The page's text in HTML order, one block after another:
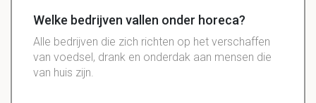
Welke bedrijven vallen onder horeca?
Alle bedrijven die zich richten op het verschaffen
van voedsel, drank en onderdak aan mensen die
van huis zijn.